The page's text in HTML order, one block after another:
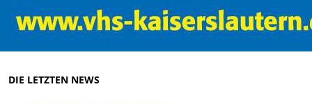
DIE LETZTEN NEWS